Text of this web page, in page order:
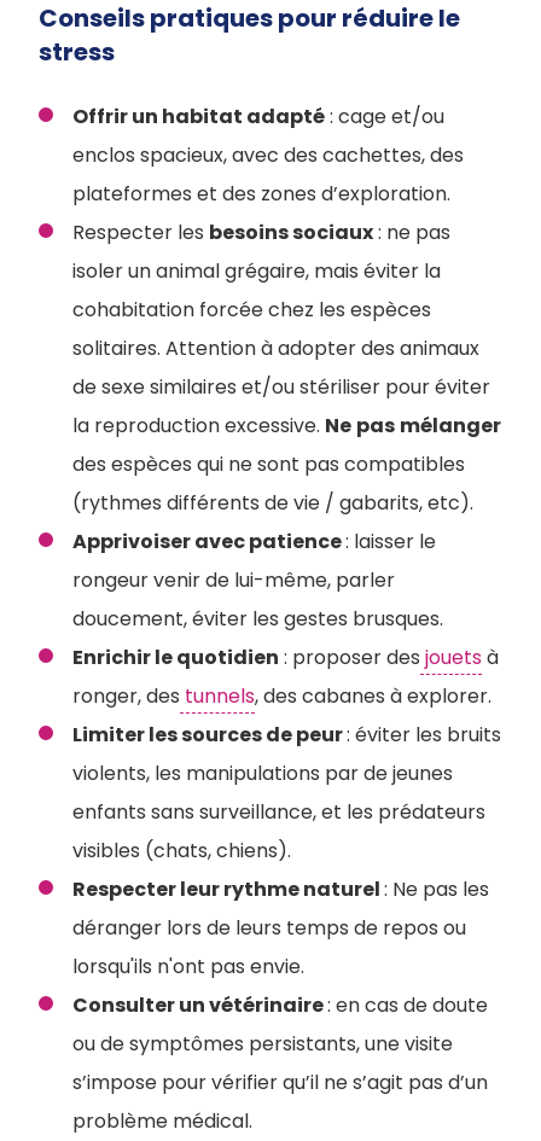
Conseils pratiques pour réduire le
stress
Offrir un habitat adapté: cage et/ou
enclos spacieux, avec des cachettes, des
plateformes et des zones d’exploration.
Respecter les besoins sociaux: ne pas
isoler un animal grégaire, mais éviter la
cohabitation forcée chez les espèces
solitaires. Attention à adopter des animaux
de sexe similaires et/ou stériliser pour éviter
la reproduction excessive. Ne pas mélanger
des espèces qui ne sont pas compatibles
(rythmes différents de vie / gabarits, etc).
Apprivoiser avec patience: laisser le
rongeur venir de lui-même, parler
doucement, éviter les gestes brusques.
Enrichir le quotidien : proposer des jouets à
ronger, des tunnels, des cabanes à explorer.
Limiter les sources de peur: éviter les bruits
violents, les manipulations par de jeunes
enfants sans surveillance, et les prédateurs
visibles (chats, chiens).
Respecter leur rythme naturel: Ne pas les
déranger lors de leurs temps de repos ou
lorsqu'ils n'ont pas envie.
Consulter un vétérinaire: en cas de doute
ou de symptômes persistants, une visite
s’impose pour vérifier qu’il ne s’agit pas d’un
problème médical.